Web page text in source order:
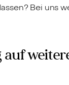
Bei uns